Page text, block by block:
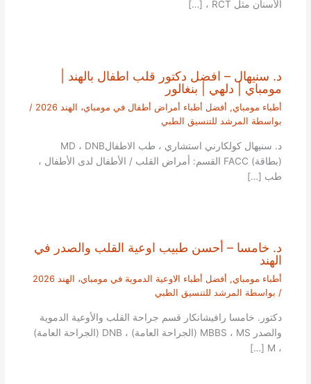
الأسنان مثل RCT ، […]
د. سنيهال – افضل دكتور قلب اطفال بالهند |
مومباي | دلهي | بنغالور
أطباء مومباي, أفضل أطباء أمراض أطفال في مومباي، الهند 2026
/
بواسطة المرشد للتنسيق الطبي
د. سنيهال كولكارني استشاري ، طب الاطفالMD ، DNB
(بطاقة) FACC القسم: أمراض القلب / الأطفال لدى الأطفال ،
طب […]
د. خامسا – أحسن طبيب اوعية القلب والصدر في
الهند
أطباء مومباي, أفضل أطباء الاوعية الدموية في مومباي، الهند 2026
/ بواسطة المرشد للتنسيق الطبي
دكتور. خامسا رافيشانكار قسم جراحة القلب والأوعية الدموية
والصدر MBBS ، MS (الجراحة العامة) ، DNB (الجراحة العامة)
، M […]